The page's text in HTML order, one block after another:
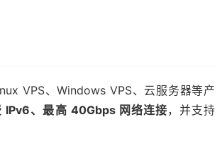
VPS、Windows VPS、云服务器等产
IPv6、最高 40Gbps 网络连接，并支持